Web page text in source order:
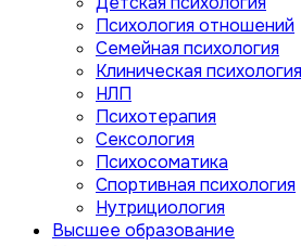
Психология отношений
Семейная психология
Клиническая психология
НЛП
Психотерапия
Сексология
Психосоматика
Спортивная психология
Нутрициология
Высшее образование